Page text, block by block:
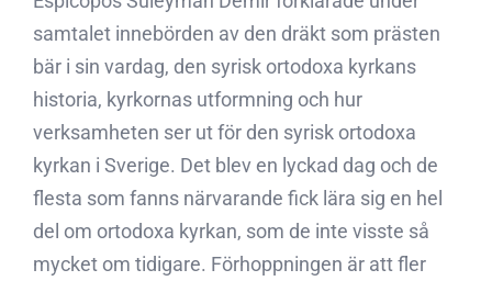
samtalet innebörden av den dräkt som prästen
bär i sin vardag, den syrisk ortodoxa kyrkans
historia, kyrkornas utformning och hur
verksamheten ser ut för den syrisk ortodoxa
kyrkan i Sverige. Det blev en lyckad dag och de
flesta som fanns närvarande fick lära sig en hel
del om ortodoxa kyrkan, som de inte visste så
mycket om tidigare. Förhoppningen är att fler